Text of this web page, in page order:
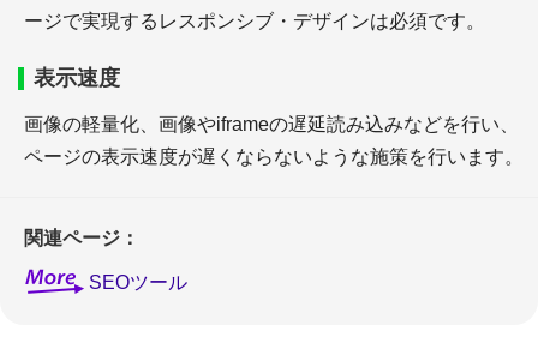
ージで実現するレスポンシブ・デザインは必須です。
表示速度
画像の軽量化、画像やiframeの遅延読み込みなどを行い、
ページの表示速度が遅くならないような施策を行います。
関連ページ：
SEOツール